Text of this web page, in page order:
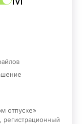
отпуске»
регистрационный